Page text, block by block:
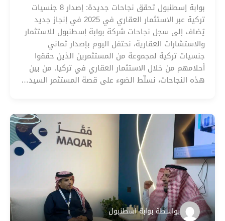
بوابة إسطنبول تحقق نجاحات جديدة: إصدار 8 جنسيات
تركية عبر الاستثمار العقاري في 2025 في إنجاز جديد
يُضاف إلى سجل نجاحات شركة بوابة إسطنبول للاستثمار
والاستشارات العقارية، نحتفل اليوم بإصدار ثماني
جنسيات تركية لمجموعة من المستثمرين الذين حققوا
أحلامهم من خلال الاستثمار العقاري في تركيا. من بين
هذه النجاحات، نسلّط الضوء على قصة المستثمر السيد…
بواسطةبوابة اسطنبول